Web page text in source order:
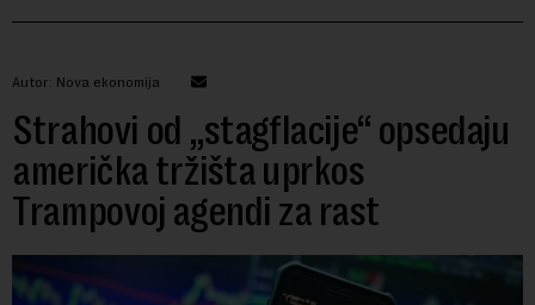
Autor: Nova ekonomija
Strahovi od „stagflacije“ opsedaju
američka tržišta uprkos
Trampovoj agendi za rast